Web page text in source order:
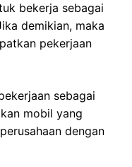
bekerja sebagai
demikian, maka
pekerjaan
sebagai
mobil yang
dengan